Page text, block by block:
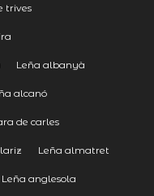
trives
Leña albanyà
alcanó
de carles
Leña almatret
Leña anglesola